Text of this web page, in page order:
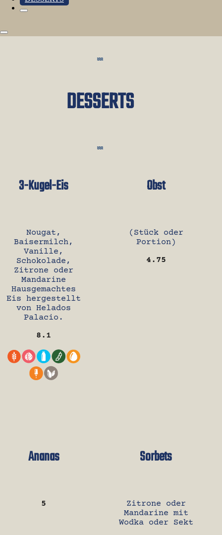
DESSERTS
3-Kugel-Eis
Nougat,
Baisermilch,
Vanille,
Schokolade,
Zitrone oder
Mandarine
Hausgemachtes
Eis hergestellt
von Helados
Palacio.
8.1
Obst
(Stück oder
Portion)
4.75
Ananas
5
Sorbets
Zitrone oder
Mandarine mit
Wodka oder Sekt